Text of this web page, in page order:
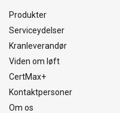
Produkter
Serviceydelser
Kranleverandør
Viden om løft
CertMax+
Kontaktpersoner
Om os